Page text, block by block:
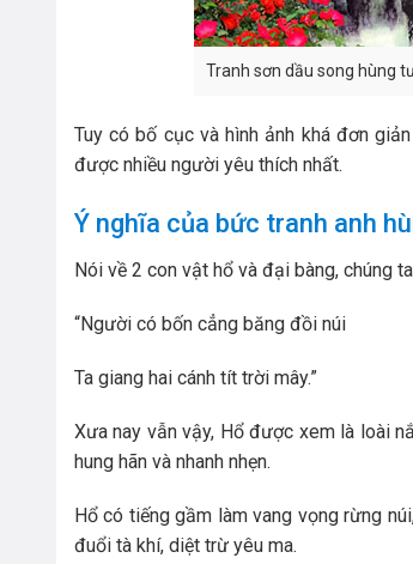
Tranh sơn dầu song hùng
Tuy có bố cục và hình ảnh khá đơn
được nhiều người yêu thích nhất.
Ý nghĩa của bức tranh anh
Nói về 2 con vật hổ và đại bàng, chúng
“Người có bốn cẳng băng đồi núi
Ta giang hai cánh tít trời mây.”
Xưa nay vẫn vậy, Hổ được xem là loài
hung hãn và nhanh nhẹn.
Hổ có tiếng gầm làm vang vọng rừng
đuổi tà khí, diệt trừ yêu ma.